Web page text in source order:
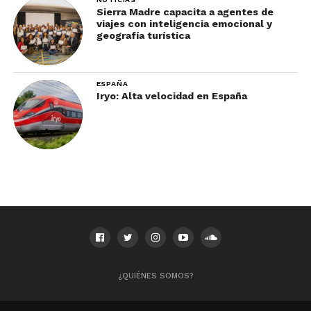
No olvides suscribirte en nuestro newsletter
para
recibir las noticias más relevantes que todo agente
de viajes debe de conocer.
Sierra Madre capacita a agentes de
viajes con inteligencia emocional y
geografía turística
ESPAÑA
Iryo: Alta velocidad en España
¿QUIÉNES SOMOS?